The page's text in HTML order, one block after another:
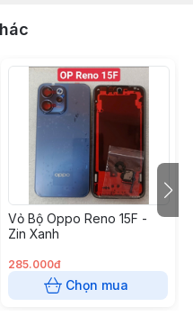
Vỏ Bộ Oppo Reno 15F -
Zin Xanh
285.000đ
Chọn mua